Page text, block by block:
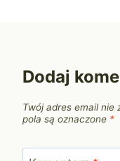
Dodaj
Twój adres email nie
pola są oznaczone *